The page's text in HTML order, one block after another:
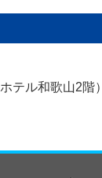
テル和歌山2階）